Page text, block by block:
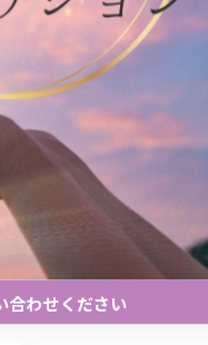
きました*\(^o^)/*✨✨
合わせください